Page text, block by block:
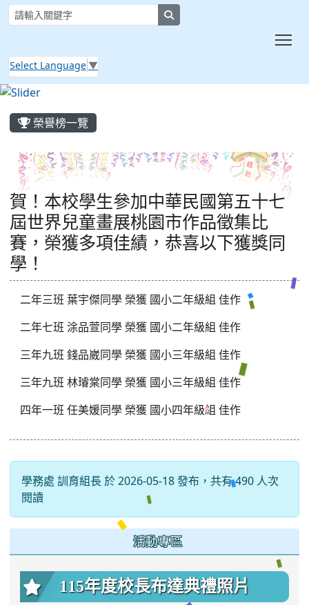
Select Language ▼
榮譽榜一覽
賀！本校學生參加中華民國第五十七
屆世界兒童畫展桃園市作品徵集比
賽，榮獲多項佳績，恭喜以下獲獎同
學！
二年三班 葉宇傑同學 榮獲 國小二年級組 佳作
二年七班 涂品萱同學 榮獲 國小二年級組 佳作
三年九班 錢品崴同學 榮獲 國小三年級組 佳作
三年九班 林璿棠同學 榮獲 國小三年級組 佳作
四年一班 任美媛同學 榮獲 國小四年級組 佳作
學務處 訓育組長 於 2026-05-18 發布，共有 490 人次
閱讀
活動專區
115年度校長布達典禮照片